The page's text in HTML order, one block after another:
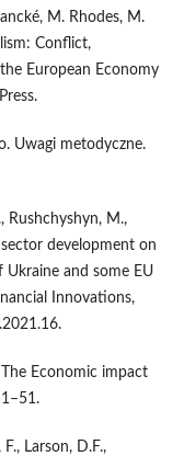
M. Rhodes, M.
Conflict,
European Economy
Uwagi metodyczne.
Rushchyshyn, M.,
development on
and some EU
Innovations,
The Economic impact
Larson, D.F.,